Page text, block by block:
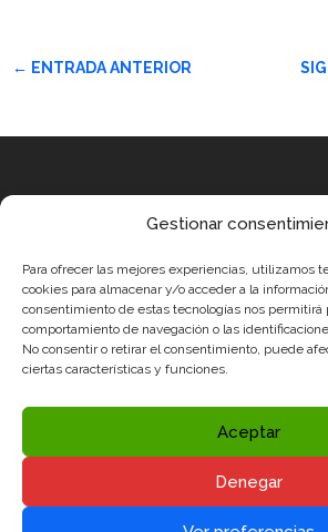
Gestionar
Para ofrecer las mejores experiencias, utilizamos
cookies para almacenar y/o acceder a la
consentimiento de estas tecnologías nos permitirá
comportamiento de navegación o las
No consentir o retirar el consentimiento, puede
ciertas características y funciones.
Aceptar
Denegar
← ENTRADA ANTERIOR
ROBOTIX CASTELLÓN
INGENIOOS VALENCIA
CERCA ALICANTE
Condiciones legales
Política de Privacidad y Aviso Legal
Política de Cookies